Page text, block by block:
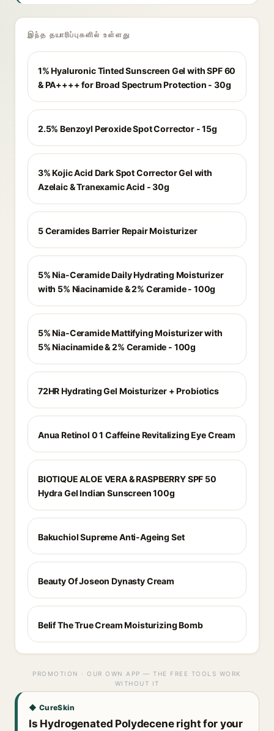
இந்த தயாரிப்புகளில் உள்ளது
1% Hyaluronic Tinted Sunscreen Gel with SPF 60
& PA++++ for Broad Spectrum Protection - 30g
2.5% Benzoyl Peroxide Spot Corrector - 15g
3% Kojic Acid Dark Spot Corrector Gel with
Azelaic & Tranexamic Acid - 30g
5 Ceramides Barrier Repair Moisturizer
5% Nia-Ceramide Daily Hydrating Moisturizer
with 5% Niacinamide & 2% Ceramide - 100g
5% Nia-Ceramide Mattifying Moisturizer with
5% Niacinamide & 2% Ceramide - 100g
72HR Hydrating Gel Moisturizer + Probiotics
Anua Retinol 0 1 Caffeine Revitalizing Eye Cream
BIOTIQUE ALOE VERA & RASPBERRY SPF 50
Hydra Gel Indian Sunscreen 100g
Bakuchiol Supreme Anti-Ageing Set
Beauty Of Joseon Dynasty Cream
Belif The True Cream Moisturizing Bomb
PROMOTION · OUR OWN APP — THE FREE TOOLS WORK
WITHOUT IT
◆ CureSkin
Is Hydrogenated Polydecene right for your